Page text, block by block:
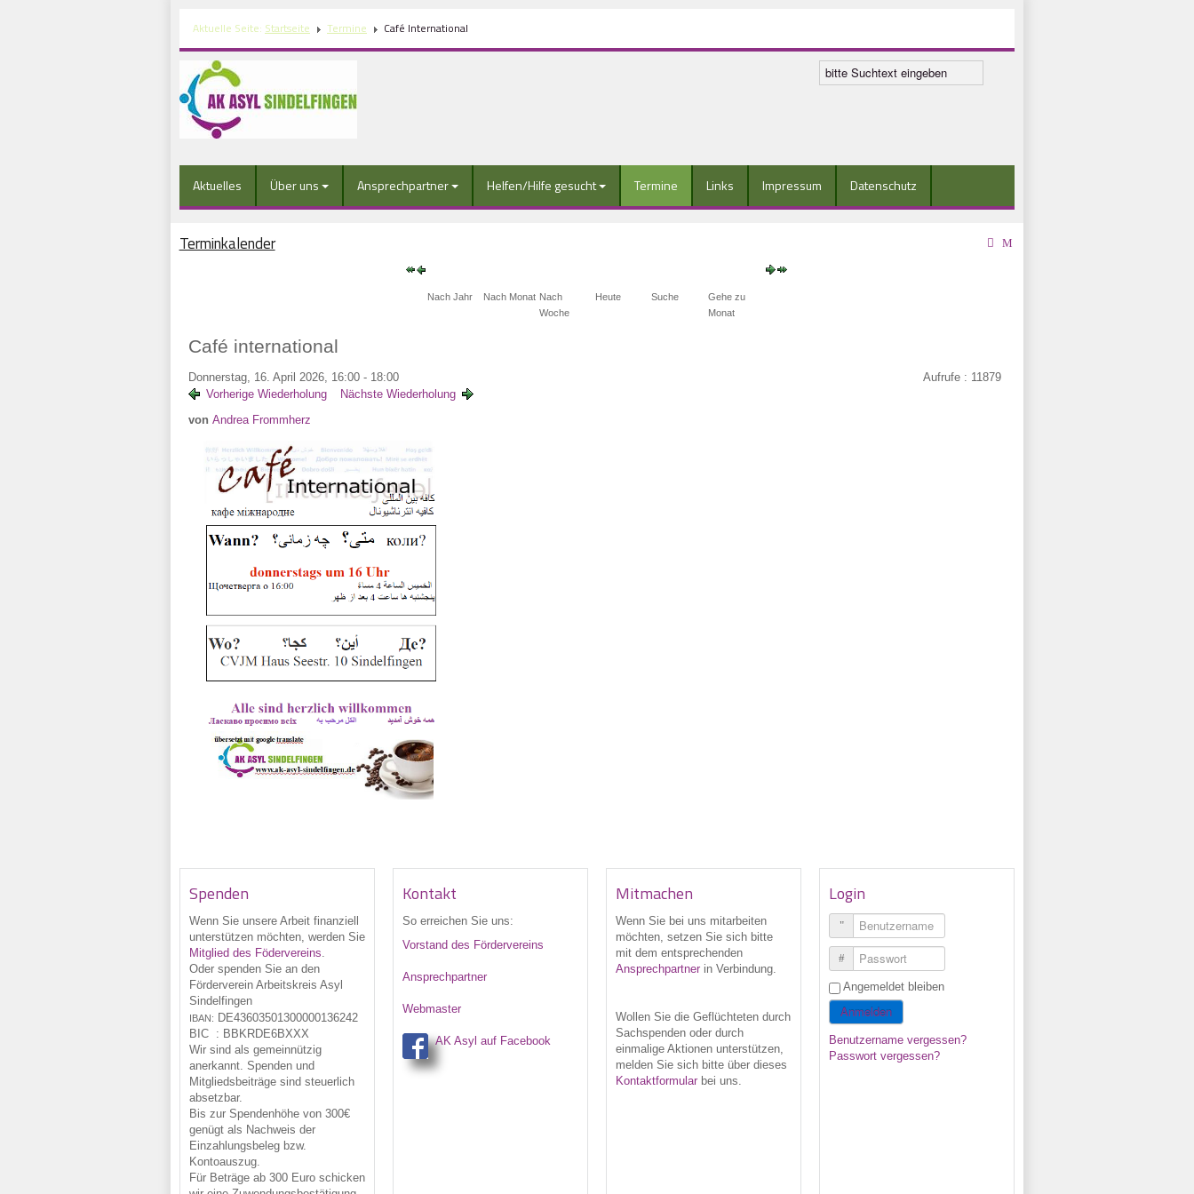
Aktuelle Seite: Startseite Termine Café International
Aktuelles Über uns Ansprechpartner Helfen/Hilfe gesucht Termine Links Impressum Datenschutz
Terminkalender
Nach Jahr Nach Monat Nach
Woche
Heute Suche
Gehe zu
Monat
Café international
Donnerstag, 16. April 2026, 16:00 - 18:00
Vorherige Wiederholung
Nächste Wiederholung
Aufrufe : 11879
von Andrea Frommherz
Spenden
Wenn Sie unsere Arbeit finanziell
unterstützen möchten, werden Sie
Mitglied des Födervereins
Oder spenden Sie an den
Förderverein Arbeitskreis Asyl
Sindelfingen
IBAN: DE43603501300000136242
BIC : BBKRDE6BXXX
Wir sind als gemeinnützig
anerkannt. Spenden und
Mitgliedsbeiträge sind steuerlich
absetzbar.
Bis zur Spendenhöhe von 300€
genügt als Nachweis der
Einzahlungsbeleg bzw.
Kontoauszug.
Für Beträge ab 300 Euro schicken
Kontakt
So erreichen Sie uns:
Vorstand des Fördervereins
Ansprechpartner
Webmaster
AK Asyl auf Facebook
Mitmachen
Wenn Sie bei uns mitarbeiten
möchten, setzen Sie sich bitte
mit dem entsprechenden
Ansprechpartnerin Verbindung.
Wollen Sie die Geflüchteten durch
Sachspenden oder durch
einmalige Aktionen unterstützen,
melden Sie sich bitte über dieses
Kontaktformularbei uns.
Login
Benutzername
Passwort
Angemeldet bleiben
Anmelden
Benutzername vergessen?
Passwort vergessen?